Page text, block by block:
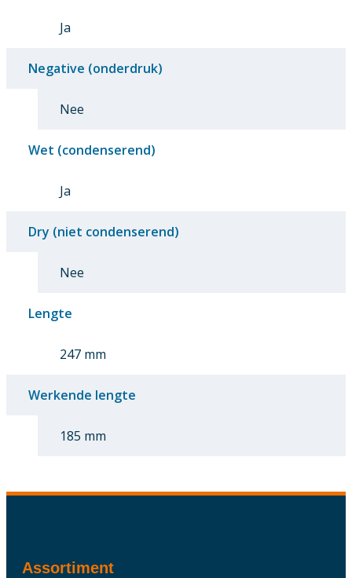
Ja
Negative (onderdruk)
Nee
Wet (condenserend)
Ja
Dry (niet condenserend)
Nee
Lengte
247 mm
Werkende lengte
185 mm
Assortiment